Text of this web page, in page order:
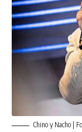
Chino y Nacho |